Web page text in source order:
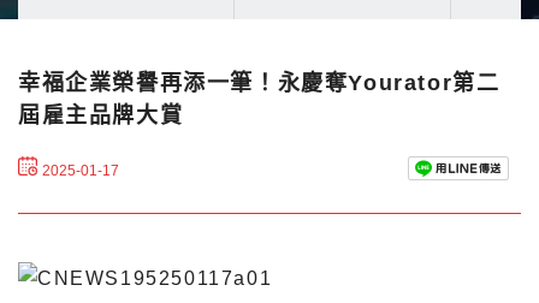
幸福企業榮譽再添一筆！永慶奪Yourator第二
屆雇主品牌大賞
2025-01-17